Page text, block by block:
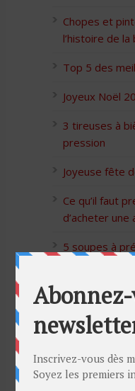
Chopes et
l’histoire de la
Top 5 des
Joyeux Noël
3 tireuses à
pression
Joyeuse fête
Ce qu’il faut
d’acheter une
5 soupes à
5 idées
pour l’Action
Blague de
son mari